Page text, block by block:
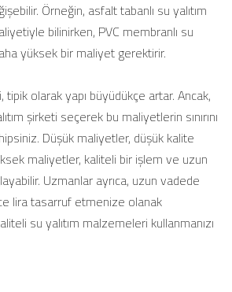
Örneğin, asfalt tabanlı su yalıtım
bilinirken, PVC membranlı su
yüksek bir maliyet gerektirir.
tipik olarak yapı büyüdükçe artar. Ancak,
şirketi seçerek bu maliyetlerin sınırını
Düşük maliyetler, düşük kalite
maliyetler, kaliteli bir işlem ve uzun
Uzmanlar ayrıca, uzun vadede
lira tasarruf etmenize olanak
su yalıtım malzemeleri kullanmanızı